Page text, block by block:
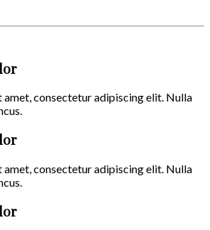
amet, consectetur adipiscing elit. Nulla
amet, consectetur adipiscing elit. Nulla